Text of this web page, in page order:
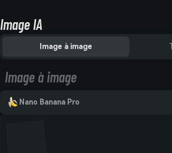
Image IA
Image à image
Image à image
Nano Banana Pro